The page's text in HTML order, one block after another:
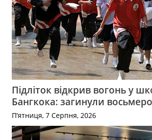
Підліток відкрив вогонь у
Бангкока: загинули
П’ятниця, 7 Серпня, 2026